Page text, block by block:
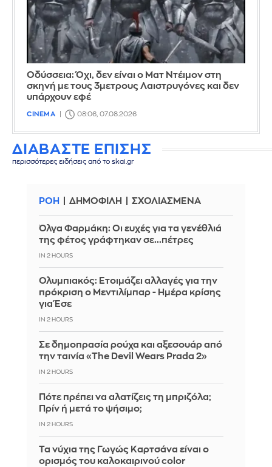
Οδύσσεια: Όχι, δεν είναι ο Ματ Ντέιμον στη
σκηνή με τους 3μετρους Λαιστρυγόνες και δεν
υπάρχουν εφέ
CINEMA 08:06, 07.08.2026
ΔΙΑΒΑΣΤΕ ΕΠΙΣΗΣ
περισσότερες ειδήσεις από το skai.gr
ΡΟΗ ΔΗΜΟΦΙΛΗ ΣΧΟΛΙΑΣΜΕΝΑ
Όλγα Φαρμάκη: Οι ευχές για τα γενέθλιά
της φέτος γράφτηκαν σε...πέτρες
IN 2 HOURS
Ολυμπιακός: Ετοιμάζει αλλαγές για την
πρόκριση ο Μεντιλίμπαρ - Ημέρα κρίσης
για Έσε
IN 2 HOURS
Σε δημοπρασία ρούχα και αξεσουάρ από
την ταινία «The Devil Wears Prada 2»
IN 2 HOURS
Πότε πρέπει να αλατίζεις τη μπριζόλα;
Πρίν ή μετά το ψήσιμο;
IN 2 HOURS
Τα νύχια της Γωγώς Καρτσάνα είναι ο
ορισμός του καλοκαιρινού color